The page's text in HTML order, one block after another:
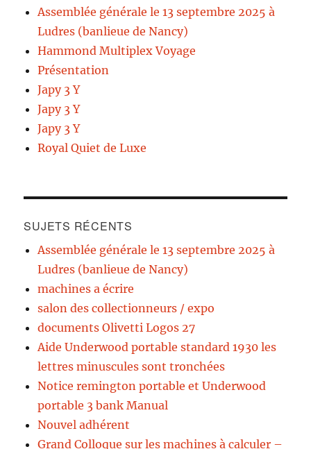
Assemblée générale le 13 septembre 2025 à
Ludres (banlieue de Nancy)
Hammond Multiplex Voyage
Présentation
Japy 3 Y
Japy 3 Y
Japy 3 Y
Royal Quiet de Luxe
SUJETS RÉCENTS
Assemblée générale le 13 septembre 2025 à
Ludres (banlieue de Nancy)
machines a écrire
salon des collectionneurs / expo
documents Olivetti Logos 27
Aide Underwood portable standard 1930 les
lettres minuscules sont tronchées
Notice remington portable et Underwood
portable 3 bank Manual
Nouvel adhérent
Grand Colloque sur les machines à calculer –